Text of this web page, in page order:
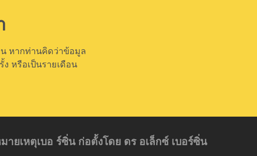
หากท่านคิดว่าข้อมูล
หรือเป็นรายเดือน
ยเหตุเบอ ร์ซิ่น ก่อตั้งโดย ดร อเล็กซ์ เบอร์ซิ่น